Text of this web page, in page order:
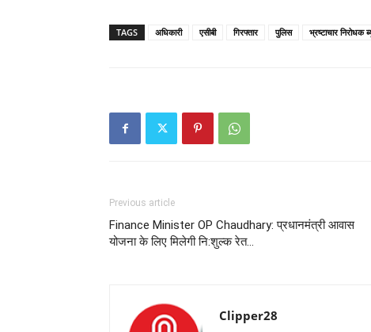
TAGS अधिकारी एसीबी गिरफ्तार पुलिस भ्रष्टाचार निरोधक
Previous article
Finance Minister OP Chaudhary: प्रधानमंत्री आवास
योजना के लिए मिलेगी नि:शुल्क रेत…
Clipper28